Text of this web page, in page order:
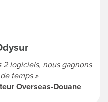
2 logiciels, nous gagnons
temps »
Overseas-Douane